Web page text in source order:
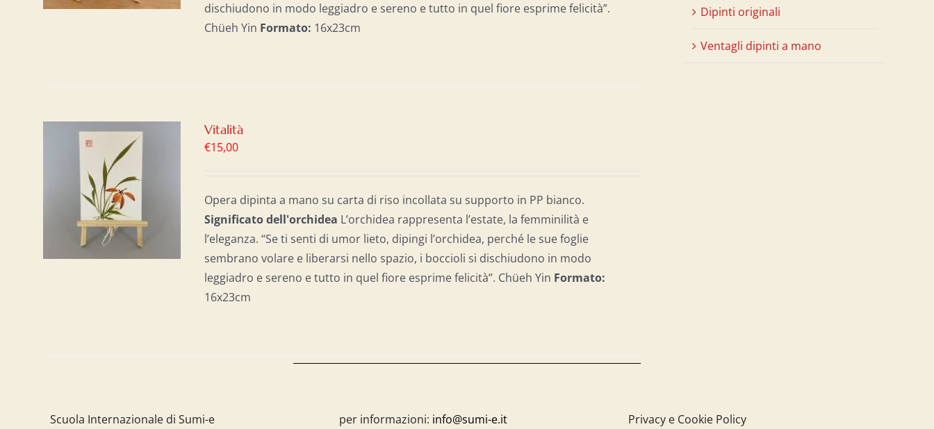
dischiudono in modo leggiadro e sereno e tutto in quel fiore esprime felicità”.
Chüeh Yin Formato: 16x23cm
Vitalità
€15,00
Opera dipinta a mano su carta di riso incollata su supporto in PP bianco.
Significato dell'orchidea L’orchidea rappresenta l’estate, la femminilità e
l’eleganza. “Se ti senti di umor lieto, dipingi l’orchidea, perché le sue foglie
sembrano volare e liberarsi nello spazio, i boccioli si dischiudono in modo
leggiadro e sereno e tutto in quel fiore esprime felicità”. Chüeh Yin Formato:
16x23cm
Dipinti originali
Ventagli dipinti a mano
Scuola Internazionale di Sumi-e
per informazioni: info@sumi-e.it
Privacy e Cookie Policy